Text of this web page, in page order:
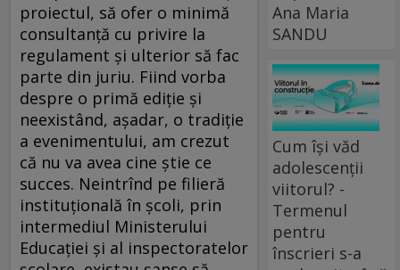
proiectul, să ofer o minimă
consultanță cu privire la
regulament și ulterior să fac
parte din juriu. Fiind vorba
despre o primă ediție și
neexistând, așadar, o tradiție
a evenimentului, am crezut
că nu va avea cine știe ce
succes. Neintrînd pe filieră
instituțională în școli, prin
intermediul Ministerului
Educației și al inspectoratelor
Ana Maria
SANDU
Cum își văd
adolescenții
viitorul? -
Termenul
pentru
înscrieri s-a